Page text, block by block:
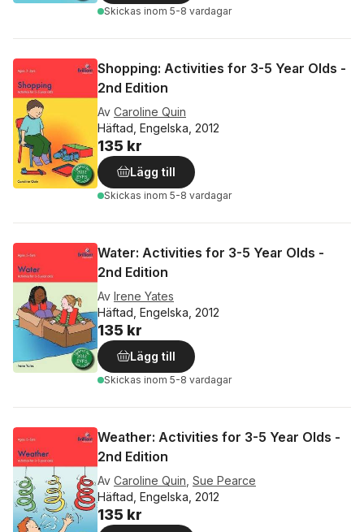
Skickas inom 5-8 vardagar
Shopping: Activities for 3-5 Year Olds -
2nd Edition
Av Caroline Quin
Häftad, Engelska, 2012
135 kr
Lägg till
Skickas inom 5-8 vardagar
Water: Activities for 3-5 Year Olds -
2nd Edition
Av Irene Yates
Häftad, Engelska, 2012
135 kr
Lägg till
Skickas inom 5-8 vardagar
Weather: Activities for 3-5 Year Olds -
2nd Edition
Av Caroline Quin Sue Pearce
Häftad, Engelska, 2012
135 kr